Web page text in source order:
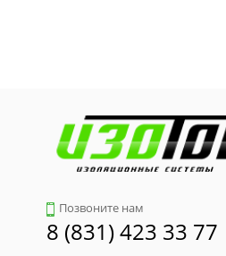
Позвоните нам
8 (831) 423 33 77